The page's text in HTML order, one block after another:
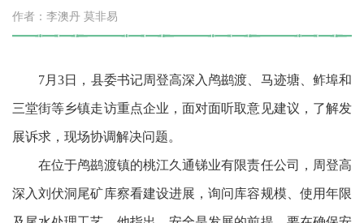
作者：李澳丹 莫非易
7月3日，县委书记周登高深入鸬鹚渡、马迹塘、鲊埠和
三堂街等乡镇走访重点企业，面对面听取意见建议，了解发
展诉求，现场协调解决问题。
在位于鸬鹚渡镇的桃江久通锑业有限责任公司，周登高
深入刘伏洞尾矿库察看建设进展，询问库容规模、使用年限